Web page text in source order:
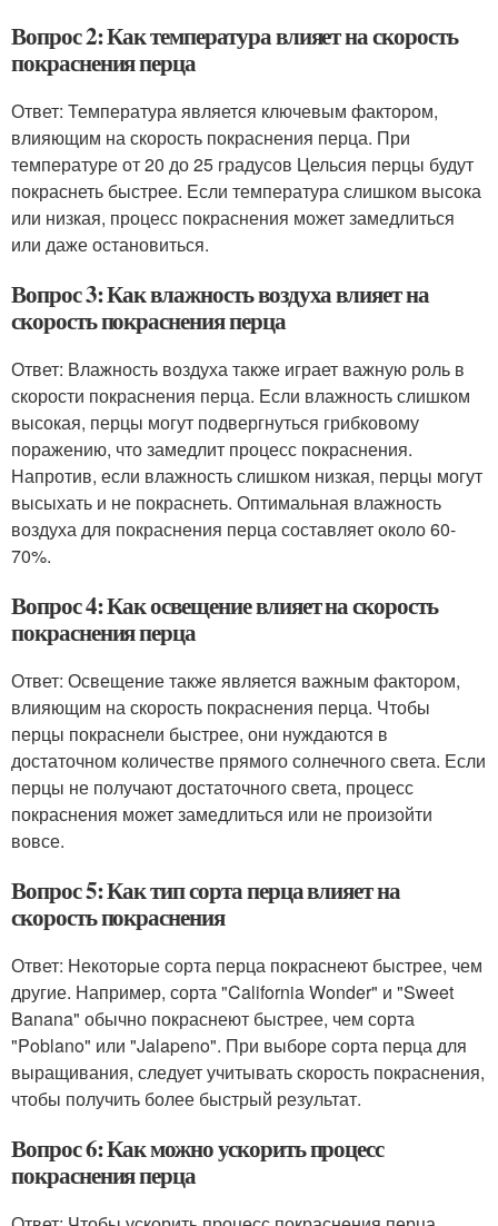
Вопрос 2: Как температура влияет на скорость
покраснения перца
Ответ: Температура является ключевым фактором,
влияющим на скорость покраснения перца. При
температуре от 20 до 25 градусов Цельсия перцы будут
покраснеть быстрее. Если температура слишком высока
или низкая, процесс покраснения может замедлиться
или даже остановиться.
Вопрос 3: Как влажность воздуха влияет на
скорость покраснения перца
Ответ: Влажность воздуха также играет важную роль в
скорости покраснения перца. Если влажность слишком
высокая, перцы могут подвергнуться грибковому
поражению, что замедлит процесс покраснения.
Напротив, если влажность слишком низкая, перцы могут
высыхать и не покраснеть. Оптимальная влажность
воздуха для покраснения перца составляет около 60-
70%.
Вопрос 4: Как освещение влияет на скорость
покраснения перца
Ответ: Освещение также является важным фактором,
влияющим на скорость покраснения перца. Чтобы
перцы покраснели быстрее, они нуждаются в
достаточном количестве прямого солнечного света. Если
перцы не получают достаточного света, процесс
покраснения может замедлиться или не произойти
вовсе.
Вопрос 5: Как тип сорта перца влияет на
скорость покраснения
Ответ: Некоторые сорта перца покраснеют быстрее, чем
другие. Например, сорта "California Wonder" и "Sweet
Banana" обычно покраснеют быстрее, чем сорта
"Poblano" или "Jalapeno". При выборе сорта перца для
выращивания, следует учитывать скорость покраснения,
чтобы получить более быстрый результат.
Вопрос 6: Как можно ускорить процесс
покраснения перца